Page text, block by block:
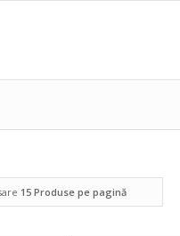
15 Produse pe pagină